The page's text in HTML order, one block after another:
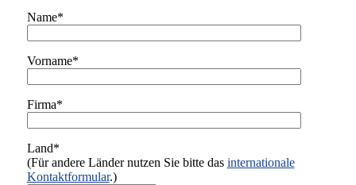
Name*
Vorname*
Firma*
Land*
(Für andere Länder nutzen Sie bitte das internationale
Kontaktformular.)